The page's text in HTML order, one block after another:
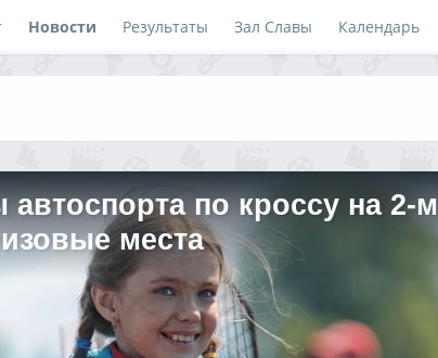
Новости Результаты Зал Славы Календарь
по кроссу на 2-м
места